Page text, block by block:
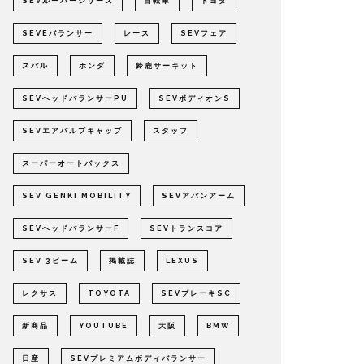
SEVEバランサー レース SEVフェア
スバル ホンダ 鈴鹿サーキット
SEVヘッドバランサーPU SEVボディオンS
SEVエアバルブキャップ スタッフ
スーパーオートバックス
SEV GENKI MOBILITY SEVアバンアーム
SEVヘッドバランサーF SEVトランスコア
SEV 3ビーム 掲載誌 LEXUS
レクサス TOYOTA SEVブレーキSC
新商品 YOUTUBE 大阪 BMW
日産 SEVプレミアムボディバランサー